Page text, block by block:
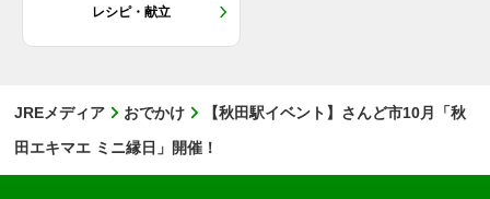
レシピ・献立
JREメディア おでかけ
【秋田駅イベント】さんど市10月「秋
田エキマエ ミニ縁日」開催！